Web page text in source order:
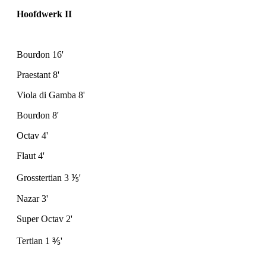
Hoofdwerk II
Bourdon 16'
Praestant 8'
Viola di Gamba 8'
Bourdon 8'
Octav 4'
Flaut 4'
Grosstertian 3 ⅕'
Nazar 3'
Super Octav 2'
Tertian 1 ⅗'